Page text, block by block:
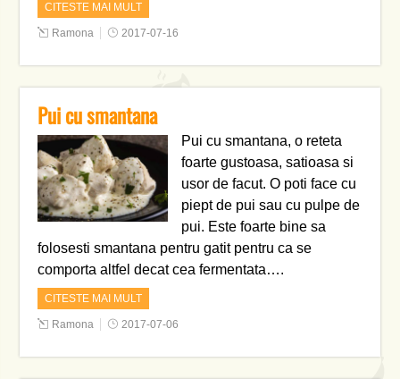
CITESTE MAI MULT
Ramona 2017-07-16
Pui cu smantana
Pui cu smantana, o reteta
foarte gustoasa, satioasa si
usor de facut. O poti face cu
piept de pui sau cu pulpe de
pui. Este foarte bine sa
folosesti smantana pentru gatit pentru ca se
comporta altfel decat cea fermentata….
CITESTE MAI MULT
Ramona 2017-07-06